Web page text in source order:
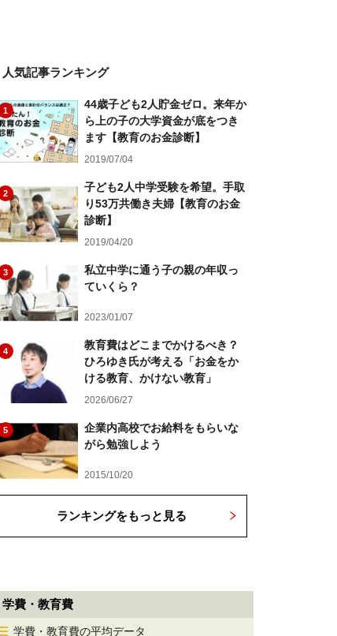
人気記事ランキング
1
44歳子ども2人貯金ゼロ。来年か
ら上の子の大学資金が底をつき
ます【教育のお金診断】
2019/07/04
2
子ども2人中学受験を希望。手取
り53万共働き夫婦【教育のお金
診断】
2019/04/20
3
私立中学に通う子の親の年収っ
ていくら？
2023/01/07
4
教育費はどこまでかけるべき？
ひろゆき氏が考える「お金をか
ける教育、かけない教育」
2026/06/27
5
企業内高校でお給料をもらいな
がら勉強しよう
2015/10/20
ランキングをもっと見る
学費・教育費
学費・教育費の平均データ